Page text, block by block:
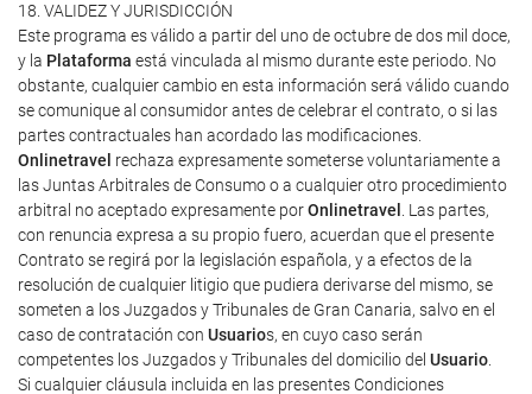
18. VALIDEZ Y JURISDICCIÓN
Este programa es válido a partir del uno de octubre de dos mil doce,
y la Plataforma está vinculada al mismo durante este periodo. No
obstante, cualquier cambio en esta información será válido cuando
se comunique al consumidor antes de celebrar el contrato, o si las
partes contractuales han acordado las modificaciones.
Onlinetravel rechaza expresamente someterse voluntariamente a
las Juntas Arbitrales de Consumo o a cualquier otro procedimiento
arbitral no aceptado expresamente porOnlinetravel
. Las partes,
con renuncia expresa a su propio fuero, acuerdan que el presente
Contrato se regirá por la legislación española, y a efectos de la
resolución de cualquier litigio que pudiera derivarse del mismo, se
someten a los Juzgados y Tribunales de Gran Canaria, salvo en el
caso de contratación con Usuarios, en cuyo caso serán
competentes los Juzgados y Tribunales del domicilio del Usuario
Si cualquier cláusula incluida en las presentes Condiciones